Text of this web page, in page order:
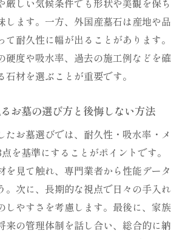
します。一方、外国産墓石は産地や品
て耐久性に幅が出ることがあります。
硬度や吸水率、過去の施工例などを確
材を選ぶことが重要です。
お墓の選び方と後悔しない方法
たお墓選びでは、耐久性・吸水率・メ
を基準にすることがポイントです。
を見て触れ、専門業者から性能データ
。次に、長期的な視点で日々の手入れ
しやすさを考慮します。最後に、家族
来の管理体制を話し合い、総合的に納